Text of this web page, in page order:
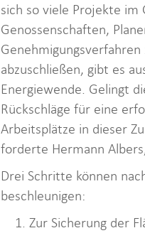
sich so viele Projekte im
Genossenschaften,
abzuschließen, gibt es
Energiewende. Gelingt
Rückschläge für eine
Arbeitsplätze in dieser
forderte Hermann
Drei Schritte können
beschleunigen:
Zur Sicherung der